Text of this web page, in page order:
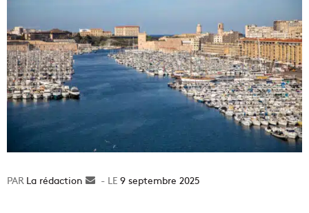
La rédaction
Envoyer9 septembre 2025